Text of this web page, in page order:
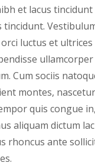
et lacus
tincidunt.
luctus et
Cum sociis
montes,
quis congue
aliquam dictum
rhoncus ante